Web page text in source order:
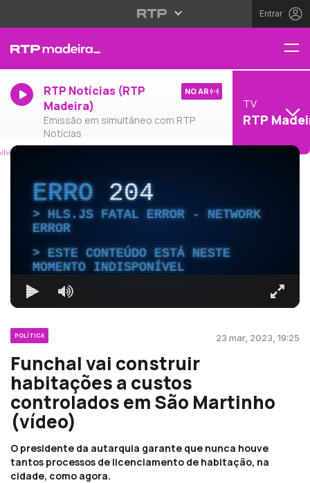
Entrar
RTP Notícias (RTP
Madeira)
Emissão em simultâneo com RTP
Notícias
NO AR
TV
RTP
ERRO204
HLS.JS FATAL ERROR - NETWORK
ERROR
ESTE CONTEÚDO ESTÁ NESTE
MOMENTO INDISPONÍVEL
POLÍTICA 23 mar, 2023, 19:25
Funchal vai construir
habitações a custos
controlados em São Martinho
(vídeo)
O presidente da autarquia garante que nunca houve
tantos processos de licenciamento de habitação, na
cidade, como agora.